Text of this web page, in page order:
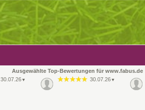
Ausgewählte Top-Bewertungen für www.fabus.de
30.07.26 ▼ 30.07.26 ▼